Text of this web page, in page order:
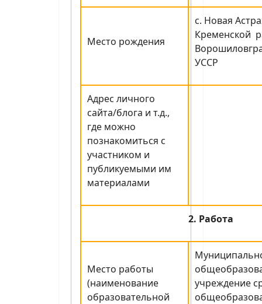
Место рождения
с. Новая
Кременской
УССР
Адрес личного
сайта/блога и т.д.,
где можно
познакомиться с
участником и
публикуемыми им
материалами
2. Работа
Место работы
(наименование
образовательной
учреждение